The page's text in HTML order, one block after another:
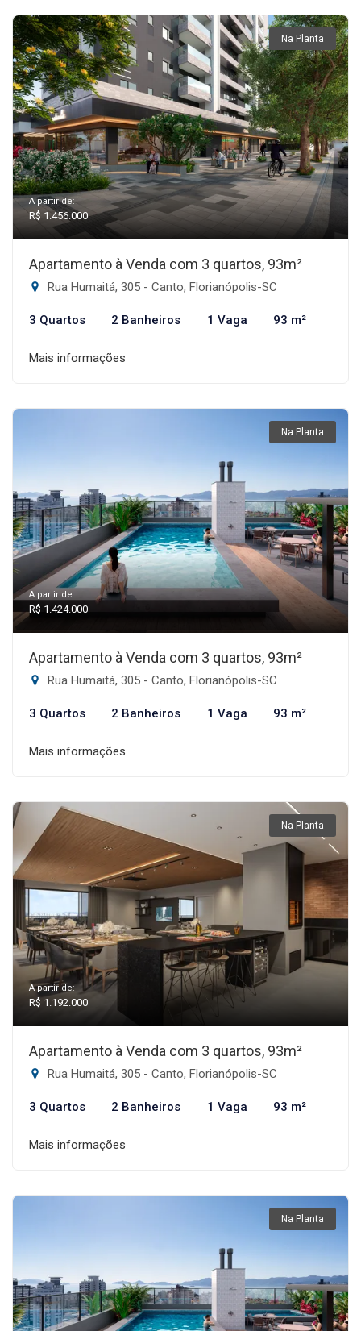
Na Planta
A partir de:
R$ 1.456.000
Apartamento à Venda com 3 quartos, 93m²
Rua Humaitá, 305 - Canto, Florianópolis-SC
3 Quartos 2 Banheiros 1 Vaga 93 m²
Mais informações
Na Planta
A partir de:
R$ 1.424.000
Apartamento à Venda com 3 quartos, 93m²
Rua Humaitá, 305 - Canto, Florianópolis-SC
3 Quartos 2 Banheiros 1 Vaga 93 m²
Mais informações
Na Planta
A partir de:
R$ 1.192.000
Apartamento à Venda com 3 quartos, 93m²
Rua Humaitá, 305 - Canto, Florianópolis-SC
3 Quartos 2 Banheiros 1 Vaga 93 m²
Mais informações
Na Planta